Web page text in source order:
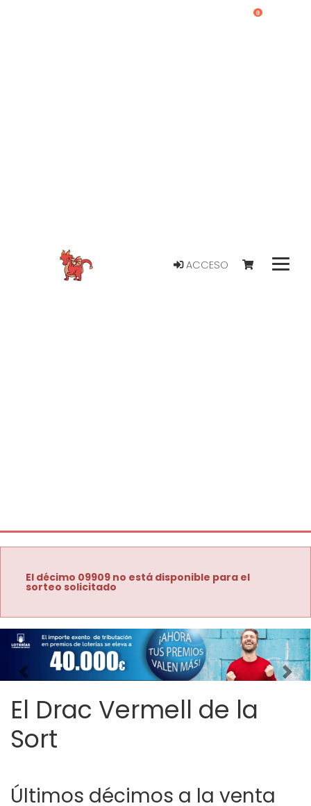
ACCESO
0
El décimo 09909 no está disponible para el
sorteo solicitado
Imagen anterior
El Drac Vermell de la
Sort
Últimos décimos a la venta